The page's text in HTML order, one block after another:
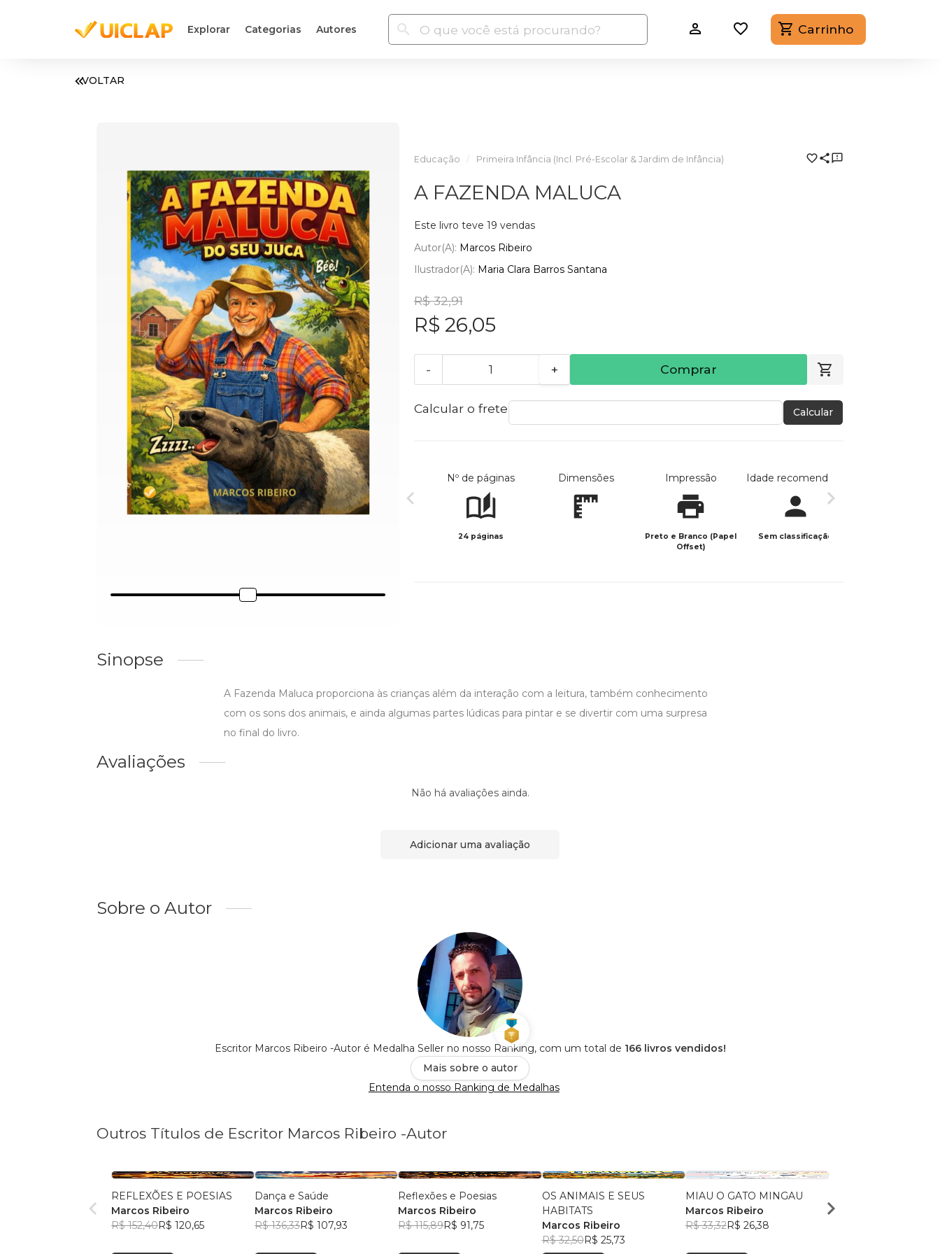
Explorar Categorias Autores Carrinho
VOLTAR
Educação Primeira Infância (Incl. Pré-Escolar & Jardim de Infância)
A FAZENDA MALUCA
Este livro teve 19 vendas
Autor(a): Marcos Ribeiro
Ilustrador(a): Maria Clara Barros Santana
R$ 32,91
R$ 26,05
- + Comprar
Calcular o frete Calcular
Nº de páginas
24 páginas
Dimensões Impressão
Preto e Branco (Papel
Offset)
Idade recomendada
Sem classificação
Sinopse
A Fazenda Maluca proporciona às crianças além da interação com a leitura, também conhecimento
com os sons dos animais, e ainda algumas partes lúdicas para pintar e se divertir com uma surpresa
no final do livro.
Avaliações
Não há avaliações ainda.
Adicionar uma avaliação
Sobre o Autor
Escritor Marcos Ribeiro -Autor é Medalha Seller no nosso Ranking, com um total de 166 livros vendidos!
Mais sobre o autor
Entenda o nosso Ranking de Medalhas
Outros Títulos de Escritor Marcos Ribeiro -Autor
REFLEXÕES E POESIAS
Marcos Ribeiro
R$ 152,40R$ 120,65
Dança e Saúde
Marcos Ribeiro
R$ 136,33R$ 107,93
Reflexões e Poesias
Marcos Ribeiro
R$ 115,89R$ 91,75
OS ANIMAIS E SEUS
HABITATS
Marcos Ribeiro
R$ 32,50R$ 25,73
MIAU O GATO MINGAU
Marcos Ribeiro
R$ 33,32R$ 26,38
IMAGINAÇÃO